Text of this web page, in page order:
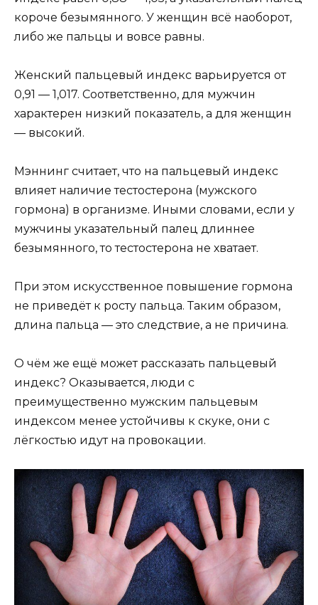
короче безымянного. У женщин всё наоборот,
либо же пальцы и вовсе равны.
Женский пальцевый индекс варьируется от
0,91 — 1,017. Соответственно, для мужчин
характерен низкий показатель, а для женщин
— высокий.
Мэннинг считает, что на пальцевый индекс
влияет наличие тестостерона (мужского
гормона) в организме. Иными словами, если у
мужчины указательный палец длиннее
безымянного, то тестостерона не хватает.
При этом искусственное повышение гормона
не приведёт к росту пальца. Таким образом,
длина пальца — это следствие, а не причина.
О чëм же ещё может рассказать пальцевый
индекс? Оказывается, люди с
преимущественно мужским пальцевым
индексом менее устойчивы к скуке, они с
лёгкостью идут на провокации.